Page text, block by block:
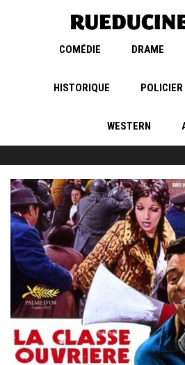
COMÉDIE DRAME
HISTORIQUE POLICIER
WESTERN